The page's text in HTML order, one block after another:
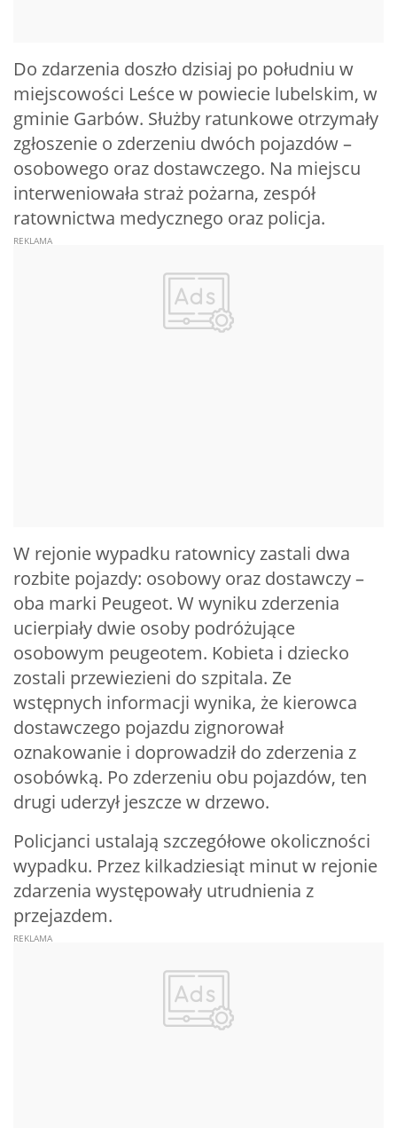
Do zdarzenia doszło dzisiaj po południu w
miejscowości Leśce w powiecie lubelskim, w
gminie Garbów. Służby ratunkowe otrzymały
zgłoszenie o zderzeniu dwóch pojazdów –
osobowego oraz dostawczego. Na miejscu
interweniowała straż pożarna, zespół
ratownictwa medycznego oraz policja.
W rejonie wypadku ratownicy zastali dwa
rozbite pojazdy: osobowy oraz dostawczy –
oba marki Peugeot. W wyniku zderzenia
ucierpiały dwie osoby podróżujące
osobowym peugeotem. Kobieta i dziecko
zostali przewiezieni do szpitala. Ze
wstępnych informacji wynika, że kierowca
dostawczego pojazdu zignorował
oznakowanie i doprowadził do zderzenia z
osobówką. Po zderzeniu obu pojazdów, ten
drugi uderzył jeszcze w drzewo.
Policjanci ustalają szczegółowe okoliczności
wypadku. Przez kilkadziesiąt minut w rejonie
zdarzenia występowały utrudnienia z
przejazdem.